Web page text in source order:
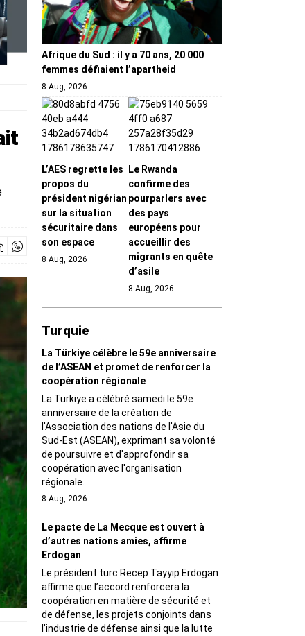
Afrique du Sud : il y a 70 ans, 20 000
femmes défiaient l’apartheid
8 Aug, 2026
L’AES regrette les
propos du
président nigérian
sur la situation
sécuritaire dans
son espace
8 Aug, 2026
Le Rwanda
confirme des
pourparlers avec
des pays
européens pour
accueillir des
migrants en quête
d’asile
8 Aug, 2026
Turquie
La Türkiye célèbre le 59e anniversaire
de l’ASEAN et promet de renforcer la
coopération régionale
La Türkiye a célébré samedi le 59e
anniversaire de la création de
l'Association des nations de l'Asie du
Sud-Est (ASEAN), exprimant sa volonté
de poursuivre et d'approfondir sa
coopération avec l'organisation
régionale.
8 Aug, 2026
Le pacte de La Mecque est ouvert à
d’autres nations amies, affirme
Erdogan
Le président turc Recep Tayyip Erdogan
affirme que l’accord renforcera la
coopération en matière de sécurité et
de défense, les projets conjoints dans
l’industrie de défense ainsi que la lutte